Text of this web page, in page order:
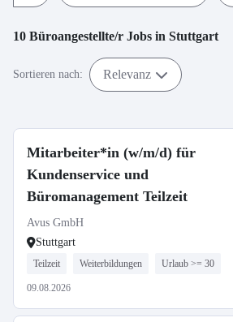
10 Büroangestellte/r Jobs in Stuttgart
Sortieren nach: Relevanz
Mitarbeiter*in (w/m/d) für
Kundenservice und
Büromanagement Teilzeit
Avus GmbH
Stuttgart
Teilzeit Weiterbildungen Urlaub >= 30
09.08.2026